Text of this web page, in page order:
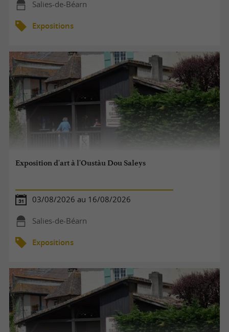
Salies-de-Béarn
Expositions
Exposition d'art à l'Oustàu Dou Saleys
03/08/2026 au 16/08/2026
Salies-de-Béarn
Expositions